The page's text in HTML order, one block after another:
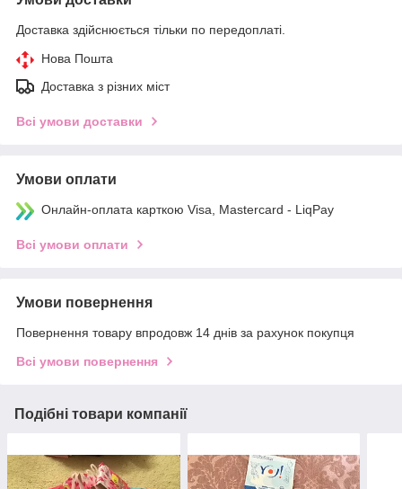
Доставка здійснюється тільки по передоплаті.
Нова Пошта
Доставка з різних міст
Всі умови доставки
Умови оплати
Онлайн-оплата карткою Visa, Mastercard - LiqPay
Всі умови оплати
Умови повернення
Повернення товару впродовж 14 днів за рахунок покупця
Всі умови повернення
Подібні товари компанії